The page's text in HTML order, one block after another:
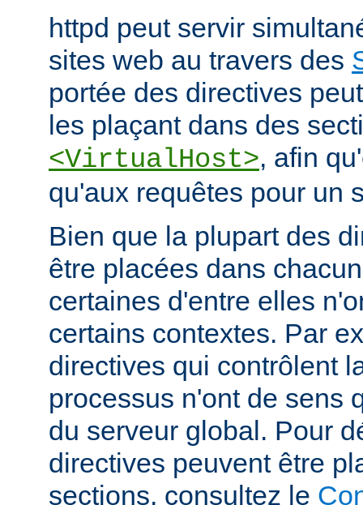
httpd peut servir
sites web au travers des
portée des directives
les plaçant dans des
<VirtualHost>, afin
qu'aux requêtes pour un
Bien que la plupart des
être placées dans
certaines d'entre elles
certains contextes. Par
directives qui contrôlent
processus n'ont de sens
du serveur global. Pour
directives peuvent être
sections, consultez le